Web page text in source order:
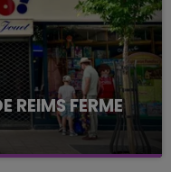
REIMS FERME
centre-ville